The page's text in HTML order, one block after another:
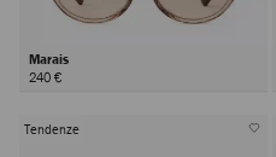
Marais
240 €
Tendenze